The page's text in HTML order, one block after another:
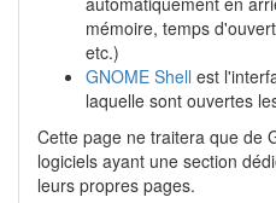
mémoire, temps
etc.)
GNOME Shell est
laquelle sont ouvertes
Cette page ne traitera que de
logiciels ayant une section
leurs propres pages.